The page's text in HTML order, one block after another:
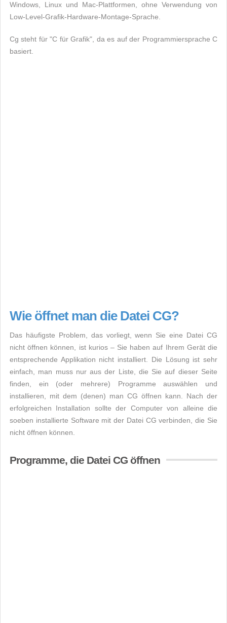
Windows, Linux und Mac-Plattformen, ohne Verwendung von
Low-Level-Grafik-Hardware-Montage-Sprache.
Cg steht für "C für Grafik", da es auf der Programmiersprache C
basiert.
Wie öffnet man die Datei CG?
Das häufigste Problem, das vorliegt, wenn Sie eine Datei CG
nicht öffnen können, ist kurios – Sie haben auf Ihrem Gerät die
entsprechende Applikation nicht installiert. Die Lösung ist sehr
einfach, man muss nur aus der Liste, die Sie auf dieser Seite
finden, ein (oder mehrere) Programme auswählen und
installieren, mit dem (denen) man CG öffnen kann. Nach der
erfolgreichen Installation sollte der Computer von alleine die
soeben installierte Software mit der Datei CG verbinden, die Sie
nicht öffnen können.
Programme, die Datei CG öffnen